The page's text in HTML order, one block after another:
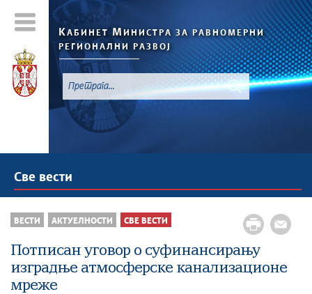
КАБИНЕТ М ИНИСТРА ЗА РАВНОМЕРНИ
РЕГИОНАЛНИ РАЗВОЈ
Све вести
ВЕСТИ АКТУЕЛНОСТИ СВЕ ВЕСТИ
Потписан уговор о суфинансирању
изградње атмосферске канализационе
мреже